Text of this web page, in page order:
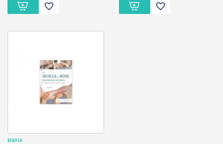
favorite_border favorite_border
ΒΙΒΛΙΑ